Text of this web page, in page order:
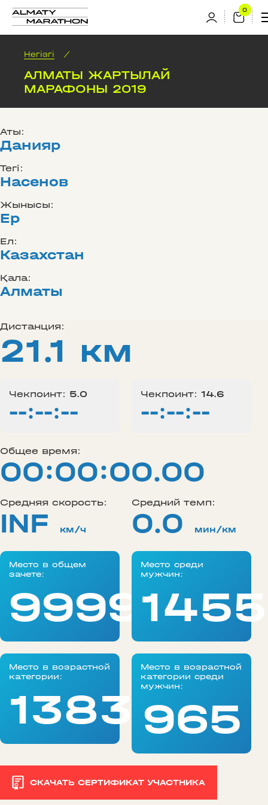
Негізгі /
АЛМАТЫ ЖАРТЫЛАЙ
МАРАФОНЫ 2019
Аты:
Данияр
Тегі:
Насенов
Жынысы:
Ер
Ел:
Казахстан
Қала:
Алматы
Дистанция:
21.1 км
Чекпоинт: 5.0
--:--:--
Чекпоинт: 14.6
--:--:--
Общее время:
00:00:00.00
Средняя скорость:
INF км/ч
Средний темп:
0.0 мин/км
Место в общем
зачете:
99999
Место среди
мужчин:
1455
Место в возрастной
категории:
1383
Место в возрастной
категории среди
мужчин:
965
СКАЧАТЬ СЕРТИФИКАТ УЧАСТНИКА